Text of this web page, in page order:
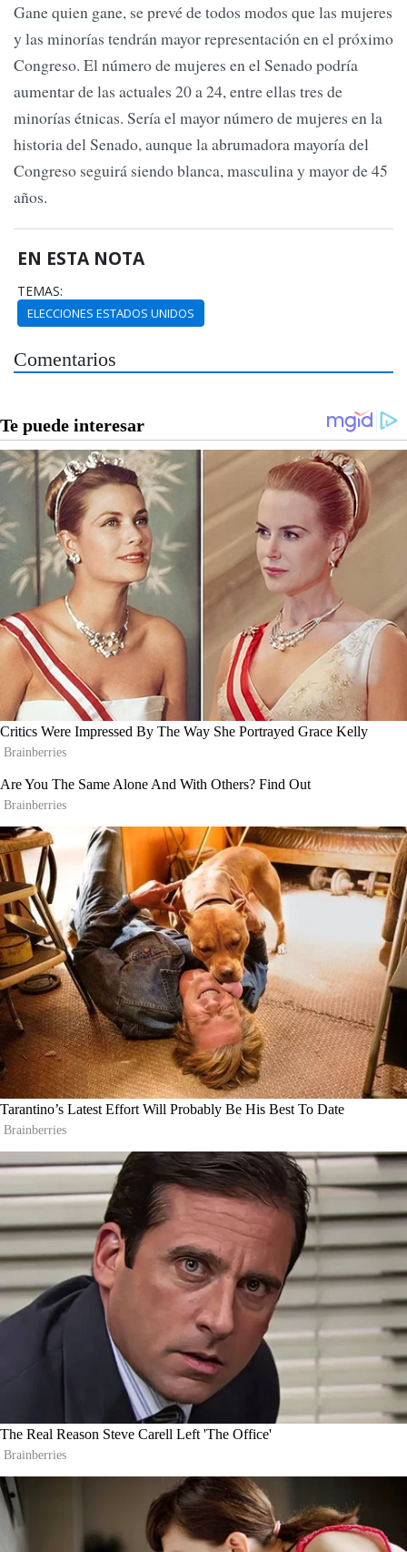
Gane quien gane, se prevé de todos modos que las mujeres
y las minorías tendrán mayor representación en el próximo
Congreso. El número de mujeres en el Senado podría
aumentar de las actuales 20 a 24, entre ellas tres de
minorías étnicas. Sería el mayor número de mujeres en la
historia del Senado, aunque la abrumadora mayoría del
Congreso seguirá siendo blanca, masculina y mayor de 45
años.
EN ESTA NOTA
TEMAS:
ELECCIONES ESTADOS UNIDOS
Comentarios